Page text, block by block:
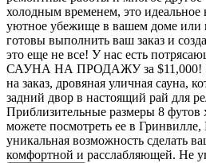
холодным временем, это идеальное
уютное убежище в вашем доме или
готовы выполнить ваш заказ и
это еще не все! У нас есть
САУНА НА ПРОДАЖУ за $11,000!
на заказ, дровяная уличная сауна,
задний двор в настоящий рай для
Приблизительные размеры 8
можете посмотреть ее в
уникальная возможность сделать
комфортной и расслабляющей. Не